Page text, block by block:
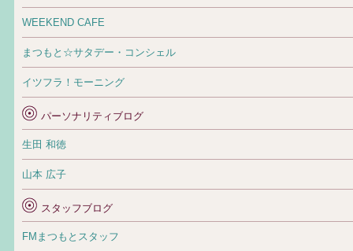
WEEKEND CAFE
まつもと☆サタデー・コンシェル
イツフラ！モーニング
パーソナリティブログ
生田 和徳
山本 広子
スタッフブログ
FMまつもとスタッフ